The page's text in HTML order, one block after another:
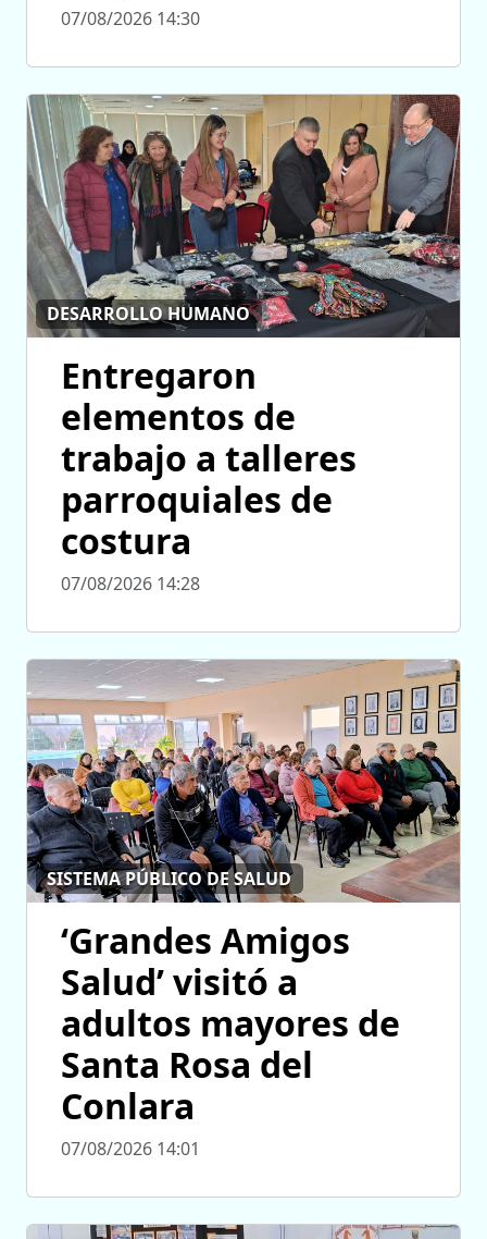
07/08/2026 14:30
DESARROLLO HUMANO
Entregaron
elementos de
trabajo a talleres
parroquiales de
costura
07/08/2026 14:28
SISTEMA PÚBLICO DE SALUD
‘Grandes Amigos
Salud’ visitó a
adultos mayores de
Santa Rosa del
Conlara
07/08/2026 14:01